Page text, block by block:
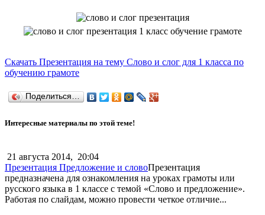
Скачать Презентация на тему Слово и слог для 1 класса по
обучению грамоте
Поделиться…
Интересные материалы по этой теме!
21 августа 2014, 20:04
Презентация Предложение и словоПрезентация
предназначена для ознакомления на уроках грамоты или
русского языка в 1 классе с темой «Слово и предложение».
Работая по слайдам, можно провести четкое отличие...